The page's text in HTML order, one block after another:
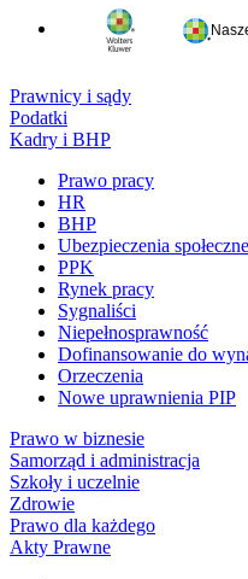
Prawnicy i sądy
Podatki
Kadry i BHP
Prawo pracy
HR
BHP
Ubezpieczenia społeczne
PPK
Rynek pracy
Sygnaliści
Niepełnosprawność
Dofinansowanie do
Orzeczenia
Nowe uprawnienia PIP
Prawo w biznesie
Samorząd i administracja
Szkoły i uczelnie
Zdrowie
Prawo dla każdego
Akty Prawne